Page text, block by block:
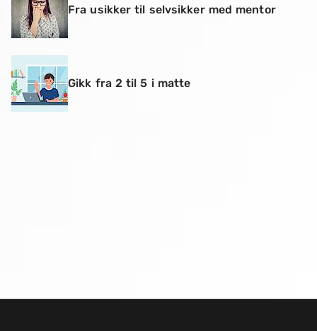
Fra usikker til selvsikker med mentor
Gikk fra 2 til 5 i matte